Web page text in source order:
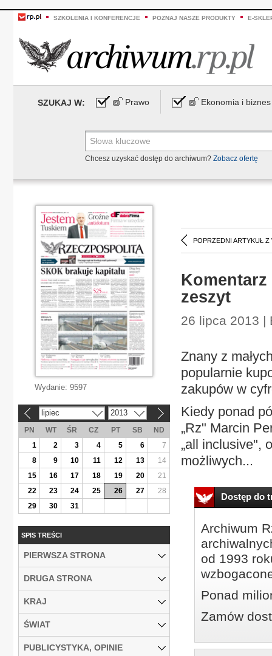
SZKOLENIA I KONFERENCJE POZNAJ NASZE PRODUKTY E-
SZUKAJ W: Prawo Ekonomia i biznes
Chcesz uzyskać dostęp do archiwum? Zobacz ofertę
POPRZEDNI ARTYKUŁ Z
zeszyt
26 lipca 2013 |
Znany z
popularnie
zakupów w
Kiedy ponad
„Rz" Marcin
„all inclusive",
możliwych...
Dostęp do
Archiwum
od 1993
Ponad
Zamów
Wydanie: 9597
lipiec 2013
PN WT ŚR CZ PT SB
ND
1
2 3 4 5 6
7
8
9 10 11 12 13
14
15
16 17 18 19 20
21
22
23 24 25 26 27
28
29
30 31
SPIS TREŚCI
PIERWSZA STRONA
DRUGA STRONA
KRAJ
ŚWIAT
PUBLICYSTYKA, OPINIE